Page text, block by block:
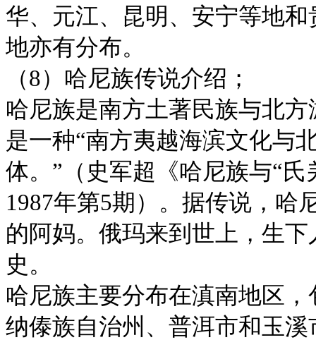
华、元江、昆明、安宁等地
地亦有分布。
（8）哈尼族传说介绍；
哈尼族是南方土著民族与北
是一种“南方夷越海滨文化与
体。”（史军超《哈尼族与“
1987年第5期）。据传说，哈
的阿妈。俄玛来到世上，生
史。
哈尼族主要分布在滇南地区
纳傣族自治州、普洱市和玉溪